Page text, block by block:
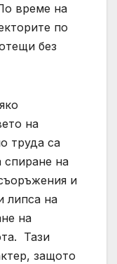
време на
по
без
на
труда са
спиране на
и
липса на
на
Тази
защото